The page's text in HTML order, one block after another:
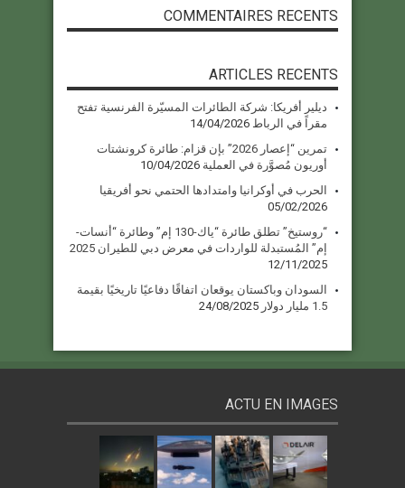
COMMENTAIRES RECENTS
ARTICLES RECENTS
ديلير أفريكا: شركة الطائرات المسيّرة الفرنسية تفتح
مقراً في الرباط 14/04/2026
تمرين “إعصار 2026” بإن قزام: طائرة كرونشتات
أوريون مُصوَّرة في العملية 10/04/2026
الحرب في أوكرانيا وامتدادها الحتمي نحو أفريقيا
05/02/2026
“روستيخ” تطلق طائرة “ياك-130 إم” وطائرة “أنسات-
إم” المُستبدلة للواردات في معرض دبي للطيران 2025
12/11/2025
السودان وباكستان يوقعان اتفاقًا دفاعيًا تاريخيًا بقيمة
1.5 مليار دولار
24/08/2025
ACTU EN IMAGES